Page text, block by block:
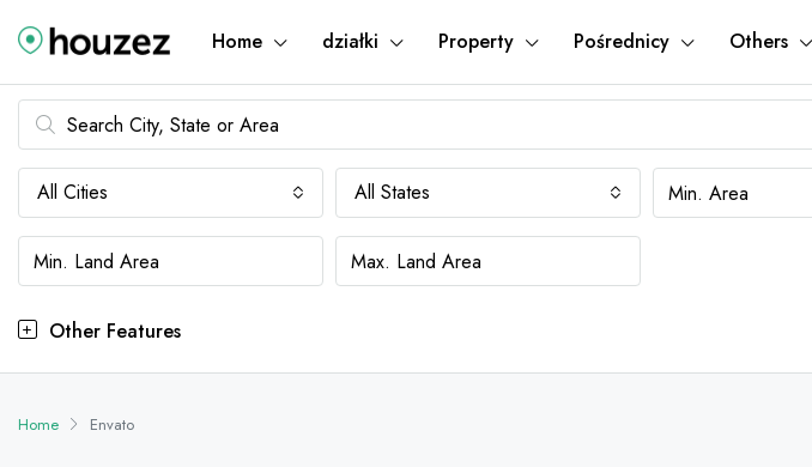
Home działki Property Pośrednicy Others
All Cities All States
Other Features
Home Envato